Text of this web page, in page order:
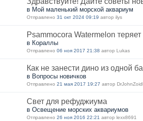
в Мой маленький морской аквариум
Отправлено 31 окт 2024 09:19 автор ilys
Psammocora Watermelon теряет
в Кораллы
Отправлено 06 ноя 2017 21:38 автор Lukas
Как не занести дино из одной
в Вопросы новичков
Отправлено 21 мая 2017 19:27 автор
Свет для рефуджиума
в Освещение морских аквариумов
Отправлено 26 ноя 2016 22:21 автор lexx8691